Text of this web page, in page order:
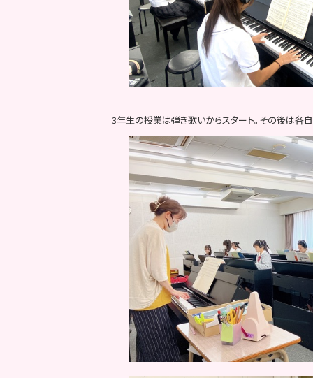
3年生の授業は弾き歌いからスタート。その後は各